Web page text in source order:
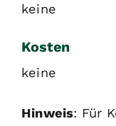
keine
Kosten
keine
Hinweis: Für